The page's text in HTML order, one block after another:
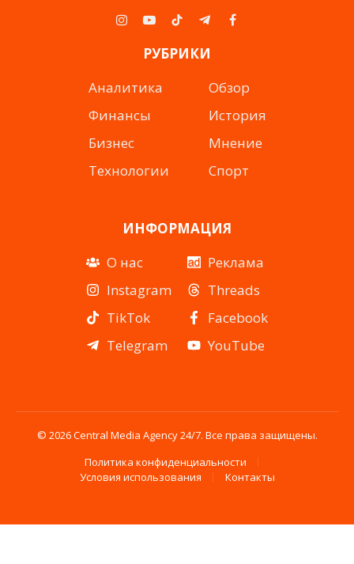
Instagram
YouTubeTikTokTelegramFacebook
РУБРИКИ
Аналитика
Финансы
Бизнес
Технологии
Обзор
История
Мнение
Спорт
ИНФОРМАЦИЯ
О нас
Instagram
TikTok
Telegram
Реклама
Threads
Facebook
YouTube
© 2026 Central Media Agency 24/7. Все права защищены.
Политика конфиденциальности
Условия использования
Контакты